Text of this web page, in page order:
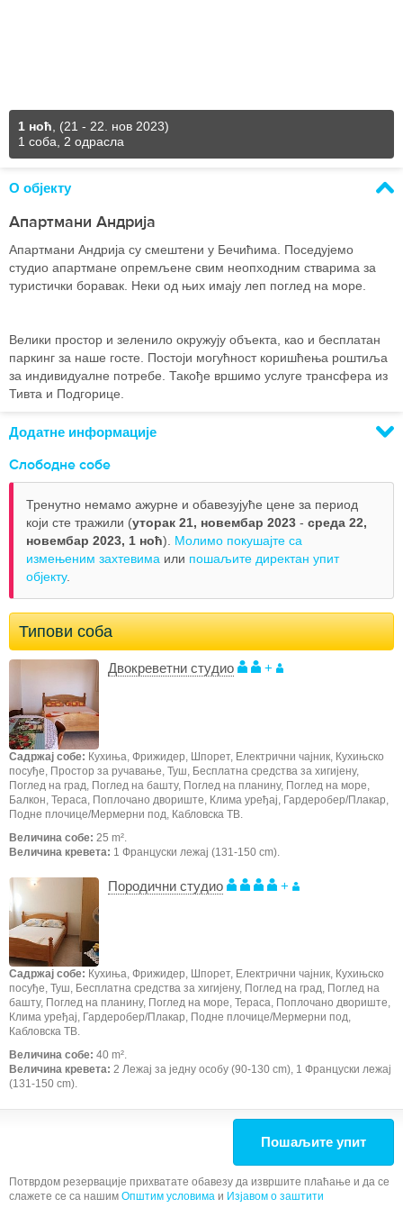
1 ноћ
(21 - 22. нов 2023)
1 соба, 2 одрасла
О објекту
Апартмани Андрија
Апартмани Андрија су смештени у Бечићима. Поседујемо
студио апартмане опремљене свим неопходним стварима за
туристички боравак. Неки од њих имају леп поглед на море.
Велики простор и зеленило окружују объекта, као и бесплатан
паркинг за наше госте. Постоји могућност коришћења роштиља
за индивидуалне потребе. Такође вршимо услуге трансфера из
Тивта и Подгорице.
Додатне информације
Слободне собе
Тренутно немамо ажурне и обавезујуће цене за период
који сте тражили (уторак 21, новембар 2023 - среда 22,
новембар 2023, 1 ноћ). Молимо покушајте са
измењеним захтевима или пошаљите директан упит
објекту.
Типови соба
Двокреветни студио +
Садржај собе: Кухиња, Фрижидер, Шпорет, Електрични чајник, Кухињско
посуђе, Простор за ручавање, Туш, Бесплатна средства за хигијену,
Поглед на град, Поглед на башту, Поглед на планину, Поглед на море,
Балкон, Тераса, Поплочано двориште, Клима уређај, Гардеробер/Плакар,
Подне плочице/Мермерни под, Кабловска ТВ.
Величина собе: 25 m².
Величина кревета: 1 Француски лежај (131-150 cm).
Породични студио +
Садржај собе: Кухиња, Фрижидер, Шпорет, Електрични чајник, Кухињско
посуђе, Туш, Бесплатна средства за хигијену, Поглед на град, Поглед на
башту, Поглед на планину, Поглед на море, Тераса, Поплочано двориште,
Клима уређај, Гардеробер/Плакар, Подне плочице/Мермерни под,
Кабловска ТВ.
Величина собе: 40 m².
Величина кревета: 2 Лежај за једну особу (90-130 cm), 1 Француски лежај
(131-150 cm).
Пошаљите упит
Потврдом резервације прихватате обавезу да извршите плаћање и да се
слажете се са нашим Општим условима и Изјавом о заштити